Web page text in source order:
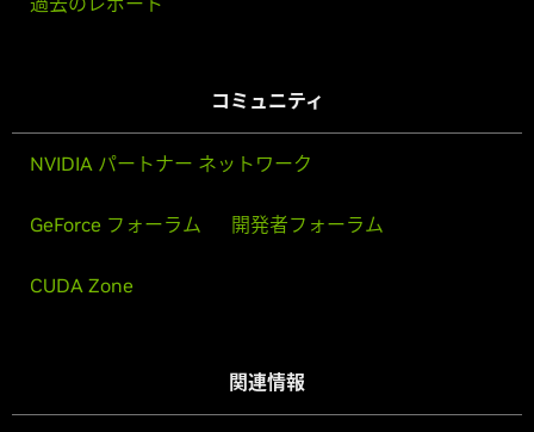
コミュニティ
NVIDIA パートナー ネットワーク
GeForce フォーラム 開発者フォーラム
CUDA Zone
関連情報